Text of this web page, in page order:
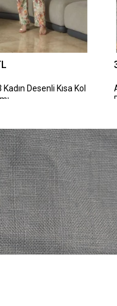
Desenli Kısa Kol